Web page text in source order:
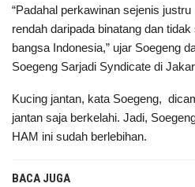
“Padahal perkawinan sejenis
rendah daripada binatang dan
bangsa Indonesia,” ujar Soegeng
Soegeng Sarjadi Syndicate di
Kucing jantan, kata Soegeng,
jantan saja berkelahi. Jadi,
HAM ini sudah berlebihan.
BACA JUGA